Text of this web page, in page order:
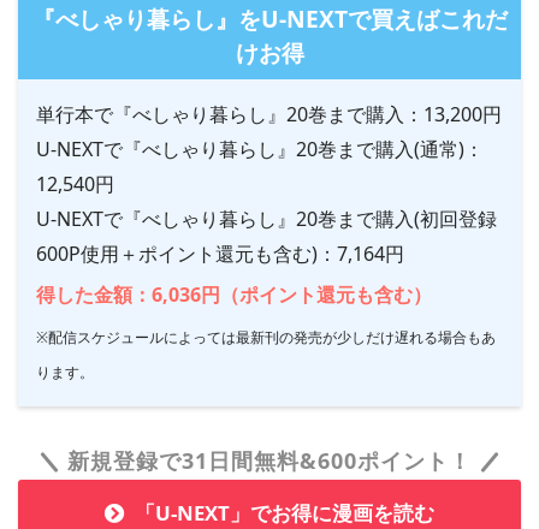
『べしゃり暮らし』をU-NEXTで買えばこれだ
けお得
単行本で『べしゃり暮らし』20巻まで購入：13,200円
U-NEXTで『べしゃり暮らし』20巻まで購入(通常)：
12,540円
U-NEXTで『べしゃり暮らし』20巻まで購入(初回登録
600P使用＋ポイント還元も含む)：7,164円
得した金額：6,036円（ポイント還元も含む）
※配信スケジュールによっては最新刊の発売が少しだけ遅れる場合もあ
ります。
新規登録で31日間無料&600ポイント！
「U-NEXT」でお得に漫画を読む